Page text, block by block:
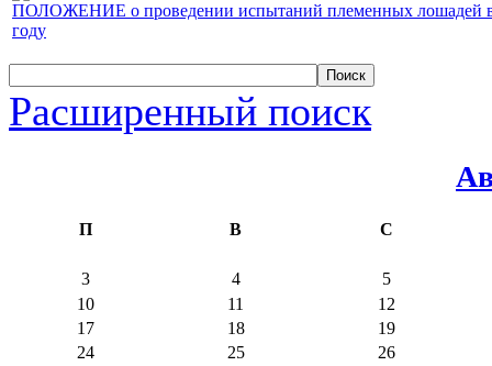
ПОЛОЖЕНИЕ о проведении испытаний племенных лошадей
году
Расширенный поиск
П В С
3 4
5
10
11
12
17
18
19
24
25
26